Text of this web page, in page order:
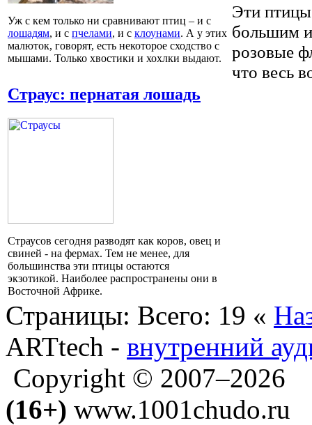
Уж с кем только ни сравнивают птиц – и с
лошадям, и с пчелами, и с клоунами. А у этих
малюток, говорят, есть некоторое сходство с
мышами. Только хвостики и хохлки выдают.
Эти
большим
розовые
что весь
Страус: пернатая лошадь
Страусов сегодня разводят как коров, овец и
свиней - на фермах. Тем не менее, для
большинства эти птицы остаются
экзотикой. Наиболее распространены они в
Восточной Африке.
Страницы: Всего: 19 «
ARTtech - внутренний
Copyright © 2007–2026
(16+) www.1001chudo.ru